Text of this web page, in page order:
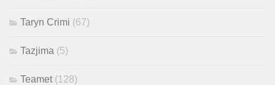
Taryn Crimi (67)
Tazjima (5)
Teamet (128)